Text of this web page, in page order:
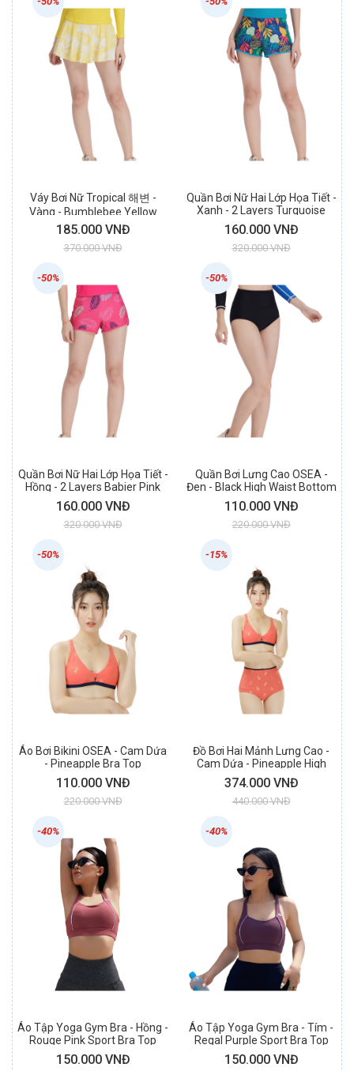
Váy Bơi Nữ Tropical 해변 -
Vàng - Bumblebee Yellow
Skirt
185.000 VNĐ
370.000 VNĐ
Quần Bơi Nữ Hai Lớp Họa Tiết -
Xanh - 2 Layers Turquoise
Swim Short
160.000 VNĐ
320.000 VNĐ
Quần Bơi Nữ Hai Lớp Họa Tiết -
Hồng - 2 Layers Babier Pink
Swim Short
160.000 VNĐ
320.000 VNĐ
-50%
Quần Bơi Lưng Cao OSEA -
Đen - Black High Waist Bottom
110.000 VNĐ
220.000 VNĐ
-50%
Áo Bơi Bikini OSEA - Cam Dứa
- Pineapple Bra Top
110.000 VNĐ
220.000 VNĐ
-50%
Đồ Bơi Hai Mảnh Lưng Cao -
Cam Dứa - Pineapple High
Waist Bikini
374.000 VNĐ
440.000 VNĐ
-15%
Áo Tập Yoga Gym Bra - Hồng -
Rouge Pink Sport Bra Top
150.000 VNĐ
-40%
Áo Tập Yoga Gym Bra - Tím -
Regal Purple Sport Bra Top
150.000 VNĐ
-40%